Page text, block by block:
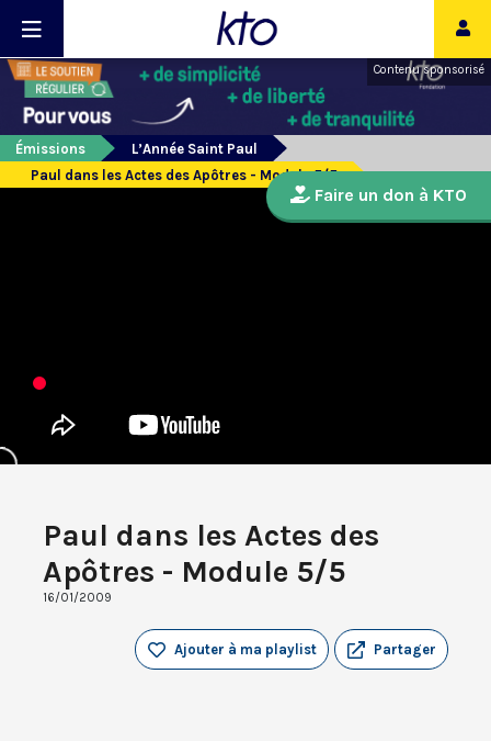
Contenu sponsorisé
Émissions
L’Année Saint Paul
Paul dans les Actes des Apôtres - Module 5/5
Paul dans les Actes des
Apôtres - Module 5/5
16/01/2009
Partager
Ajouter à ma playlist
Faire un don à KTO